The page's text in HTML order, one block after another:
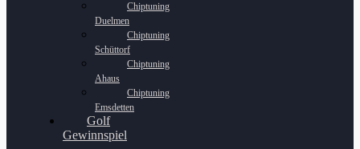
Chiptuning
Duelmen
Chiptuning
Schüttorf
Chiptuning
Ahaus
Chiptuning
Emsdetten
Golf
Gewinnspiel